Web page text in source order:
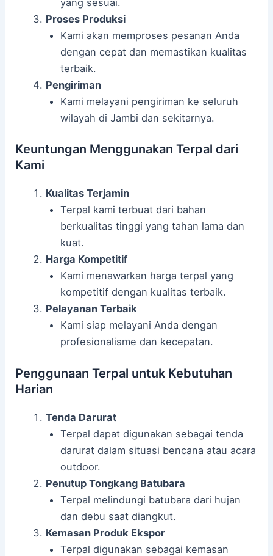
Proses Produksi
Kami akan memproses pesanan Anda
dengan cepat dan memastikan kualitas
terbaik.
Pengiriman
Kami melayani pengiriman ke seluruh
wilayah di Jambi dan sekitarnya.
Keuntungan Menggunakan Terpal dari
Kami
Kualitas Terjamin
Terpal kami terbuat dari bahan
berkualitas tinggi yang tahan lama dan
kuat.
Harga Kompetitif
Kami menawarkan harga terpal yang
kompetitif dengan kualitas terbaik.
Pelayanan Terbaik
Kami siap melayani Anda dengan
profesionalisme dan kecepatan.
Penggunaan Terpal untuk Kebutuhan
Harian
Tenda Darurat
Terpal dapat digunakan sebagai tenda
darurat dalam situasi bencana atau acara
outdoor.
Penutup Tongkang Batubara
Terpal melindungi batubara dari hujan
dan debu saat diangkut.
Kemasan Produk Ekspor
Terpal digunakan sebagai kemasan